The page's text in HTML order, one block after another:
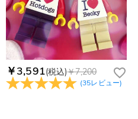
￥3,591(税込)￥7,200
(35レビュー)